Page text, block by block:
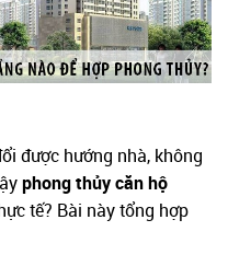
được hướng nhà, không
phong thủy căn hộ
tế? Bài này tổng hợp